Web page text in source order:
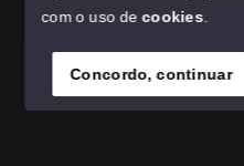
Olá! Agradecemos seu
© Copyright 2026 - HAGA
SITE PARA IMOBILIARIA
com o uso decookies
Concordo, continuar